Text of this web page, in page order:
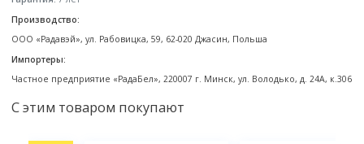
До 200 см
Смотреть все
Комплектующие
Сифоны
Ролики
Производство:
ООО «Радавэй», ул. Рабовицка, 59, 62-020 Джасин, Польша
Импортеры:
Частное предприятие «РадаБел», 220007 г. Минск, ул. Володько, д. 24А, к.306
С этим товаром покупают